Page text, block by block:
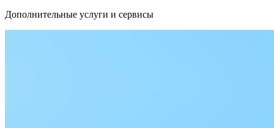
Дополнительные услуги и сервисы